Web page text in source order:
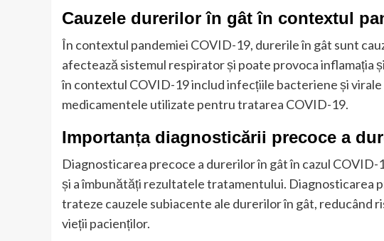
Cauzele durerilor în gât în contextul
În contextul pandemiei COVID-19, durerile în gât sunt
afectează sistemul respirator și poate provoca inflamația
în contextul COVID-19 includ infecțiile bacteriene și
medicamentele utilizate pentru tratarea COVID-19.
Importanța diagnosticării precoce a
Diagnosticarea precoce a durerilor în gât în cazul
și a îmbunătăți rezultatele tratamentului. Diagnosticarea
trateze cauzele subiacente ale durerilor în gât, reducând
vieții pacienților.